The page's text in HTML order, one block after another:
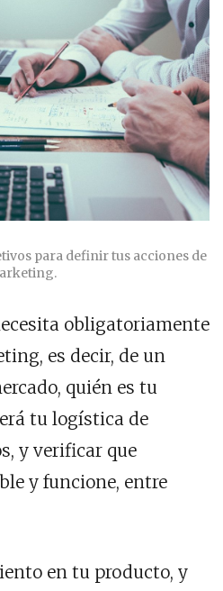
para definir tus acciones de
obligatoriamente
es decir, de un
quién es tu
tu logística de
y verificar que
y funcione, entre
en tu producto, y